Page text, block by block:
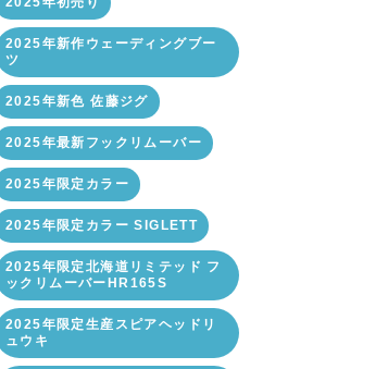
2025年新作ウェーディングブー
ツ
2025年新色 佐藤ジグ
2025年最新フックリムーバー
2025年限定カラー
2025年限定カラー SIGLETT
2025年限定北海道リミテッド フ
ックリムーバーHR165S
2025年限定生産スピアヘッドリ
ュウキ